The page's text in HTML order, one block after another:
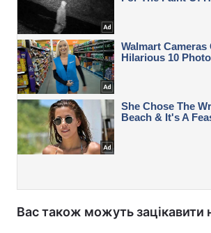
Вас також можуть зацікавити